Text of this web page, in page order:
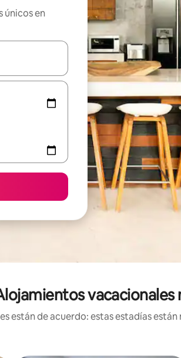
únicos en
navega con las teclas de flecha hacia
están de acuerdo: estas estadías